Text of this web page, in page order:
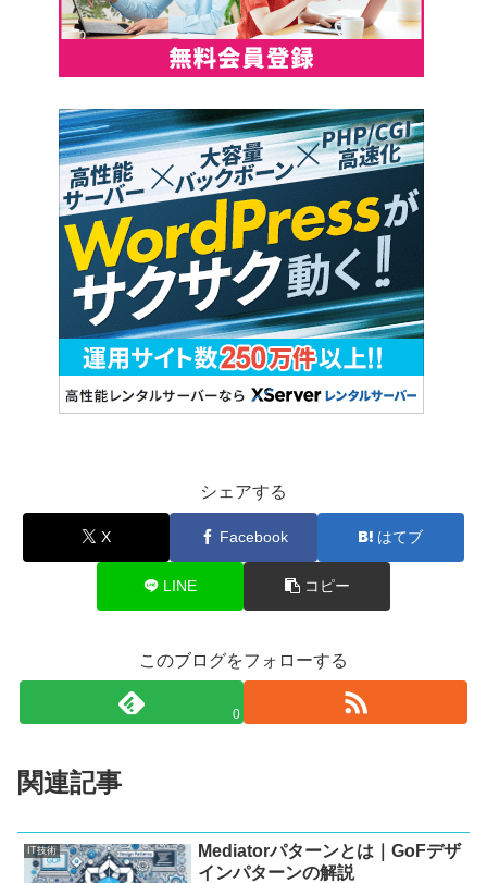
シェアする
X Facebook はてブ
LINE コピー
このブログをフォローする
0
関連記事
IT技術
Mediatorパターンとは｜GoFデザ
インパターンの解説